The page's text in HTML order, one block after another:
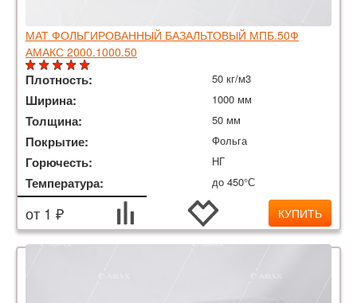
МАТ ФОЛЬГИРОВАННЫЙ БАЗАЛЬТОВЫЙ МПБ.50Ф
АМАКС 2000.1000.50
Плотность: 50 кг/м3
Ширина: 1000 мм
Толщина: 50 мм
Покрытие: Фольга
Горючесть: НГ
Температура: до 450°С
от 1 ₽ КУПИТЬ